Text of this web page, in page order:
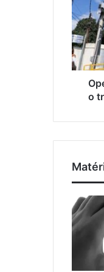
d
e
r
e
ç
o
m
l
r
a
ç
ã
o
p
d
s
a
e
n
v
o